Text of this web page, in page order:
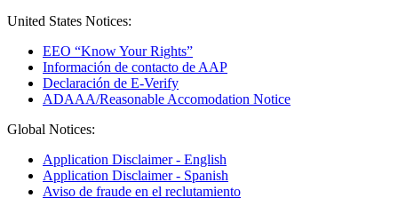
United States Notices:
EEO “Know Your Rights”
Información de contacto de AAP
Declaración de E-Verify
ADAAA/Reasonable Accomodation Notice
Global Notices:
Application Disclaimer - English
Application Disclaimer - Spanish
Aviso de fraude en el reclutamiento